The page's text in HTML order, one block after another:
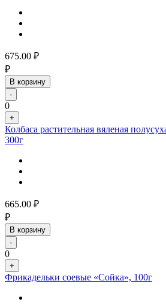
675.00 ₽
₽
В корзину
-
0
+
Колбаса растительная вяленая
300г
665.00 ₽
₽
В корзину
-
0
+
Фрикадельки соевые «Сойка», 100г